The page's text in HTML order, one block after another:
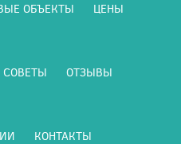
ОБЪЕКТЫ ЦЕНЫ
СОВЕТЫ ОТЗЫВЫ
КОНТАКТЫ